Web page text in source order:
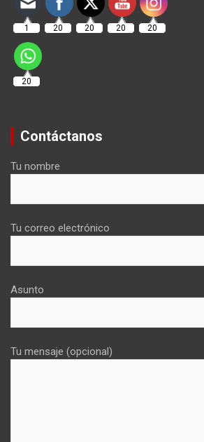
1 20 20 20 20
20
Contáctanos
Tu nombre
Tu correo electrónico
Asunto
Tu mensaje (opcional)